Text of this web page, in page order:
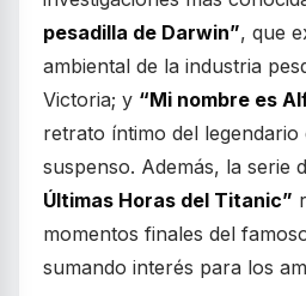
pesadilla de Darwin”, que
ambiental de la industria
Victoria; y “Mi nombre es
retrato íntimo del legendario
suspenso. Además, la serie
Últimas Horas del Titanic”
momentos finales del
sumando interés para los